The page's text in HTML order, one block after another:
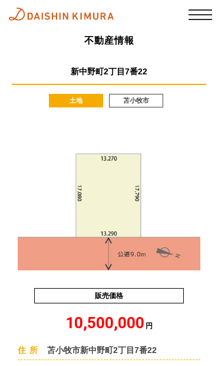
不動産情報
新中野町2丁目7番22
土地 苫小牧市
販売価格
10,500,000 円
住所 苫小牧市新中野町2丁目7番22